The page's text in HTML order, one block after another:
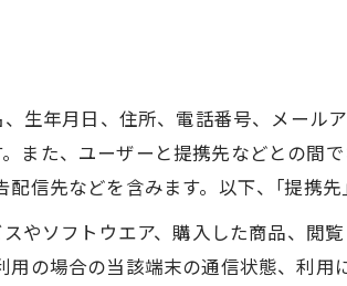
生年月日、住所、電話番号、メール
また、ユーザーと提携先などとの間
信先などを含みます。以下、｢提携
やソフトウエア、購入した商品、閲
の場合の当該端末の通信状態、利